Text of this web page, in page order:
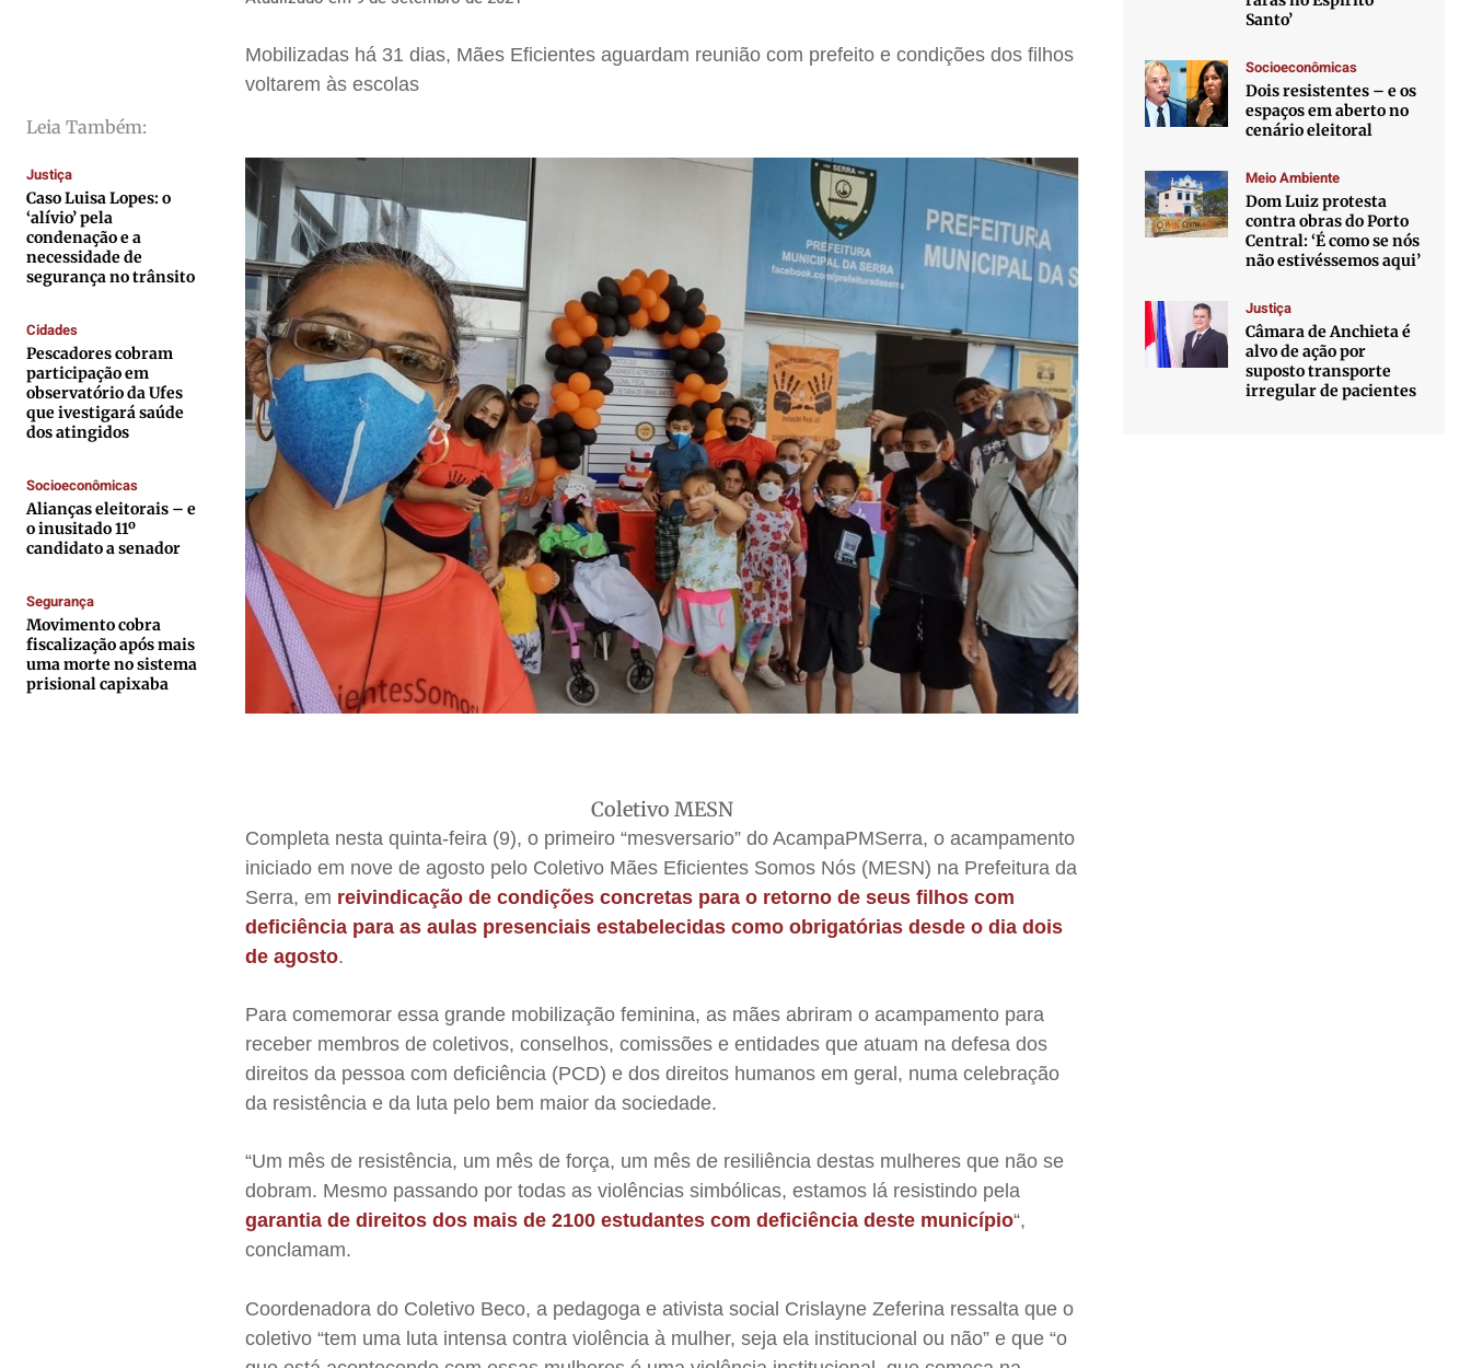
Economia
Colunas
Caetano Roque
Gustavo Bastos
Wanda Sily
Publicidade Legal
Anuncie
Quem Somos
Expediente
Anuncie
Termos de Uso
Economia
Colunas
Caetano Roque
Gustavo Bastos
Wanda Sily
Publicidade Legal
Anuncie
Quem Somos
Expediente
Anuncie
Termos de Uso
Economia
Colunas
Caetano Roque
Gustavo Bastos
Wanda Sily
Publicidade Legal
Anuncie
Quem Somos
Expediente
Anuncie
Termos de Uso
Economia
Colunas
Caetano Roque
Gustavo Bastos
Wanda Sily
Publicidade Legal
Anuncie
Quem Somos
Expediente
Anuncie
Termos de Uso
Leia Também:
Justiça
Caso Luisa Lopes: o
‘alívio’ pela
condenação e a
necessidade de
segurança no trânsito
Cidades
Pescadores cobram
participação em
observatório da Ufes
que ivestigará saúde
dos atingidos
Socioeconômicas
Alianças eleitorais – e
o inusitado 11º
candidato a senador
Segurança
Movimento cobra
fiscalização após mais
uma morte no sistema
prisional capixaba
Mobilizadas há 31 dias, Mães Eficientes aguardam reunião com prefeito e condições dos filhos
voltarem às escolas
Coletivo MESN
Completa nesta quinta-feira (9), o primeiro “mesversario” do AcampaPMSerra, o acampamento
iniciado em nove de agosto pelo Coletivo Mães Eficientes Somos Nós (MESN) na Prefeitura da
Serra, em reivindicação de condições concretas para o retorno de seus filhos com
deficiência para as aulas presenciais estabelecidas como obrigatórias desde o dia dois
de agosto.
Para comemorar essa grande mobilização feminina, as mães abriram o acampamento para
receber membros de coletivos, conselhos, comissões e entidades que atuam na defesa dos
direitos da pessoa com deficiência (PCD) e dos direitos humanos em geral, numa celebração
da resistência e da luta pelo bem maior da sociedade.
“Um mês de resistência, um mês de força, um mês de resiliência destas mulheres que não se
dobram. Mesmo passando por todas as violências simbólicas, estamos lá resistindo pela
garantia de direitos dos mais de 2100 estudantes com deficiência deste município“,
conclamam.
Coordenadora do Coletivo Beco, a pedagoga e ativista social Crislayne Zeferina ressalta que o
coletivo “tem uma luta intensa contra violência à mulher, seja ela institucional ou não” e que “o
Santo’
Socioeconômicas
Dois resistentes – e os
espaços em aberto no
cenário eleitoral
Meio Ambiente
Dom Luiz protesta
contra obras do Porto
Central: ‘É como se nós
não estivéssemos aqui’
Justiça
Câmara de Anchieta é
alvo de ação por
suposto transporte
irregular de pacientes